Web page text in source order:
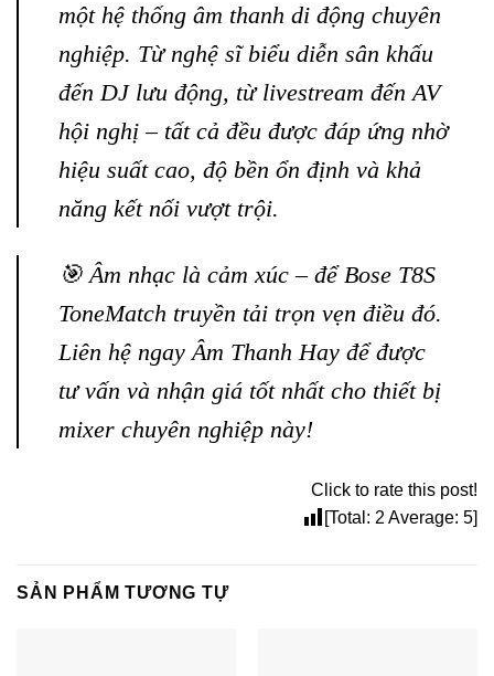
một hệ thống âm thanh di động chuyên
nghiệp. Từ nghệ sĩ biểu diễn sân khấu
đến DJ lưu động, từ livestream đến AV
hội nghị – tất cả đều được đáp ứng nhờ
hiệu suất cao, độ bền ổn định và khả
năng kết nối vượt trội.
🎯 Âm nhạc là cảm xúc – để Bose T8S
ToneMatch truyền tải trọn vẹn điều đó.
Liên hệ ngay Âm Thanh Hay để được
tư vấn và nhận giá tốt nhất cho thiết bị
mixer chuyên nghiệp này!
Click to rate this post!
[Total: 2 Average: 5]
SẢN PHẨM TƯƠNG TỰ